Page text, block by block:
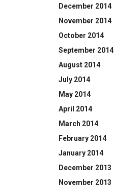
December 2014
November 2014
October 2014
September 2014
August 2014
July 2014
May 2014
April 2014
March 2014
February 2014
January 2014
December 2013
November 2013